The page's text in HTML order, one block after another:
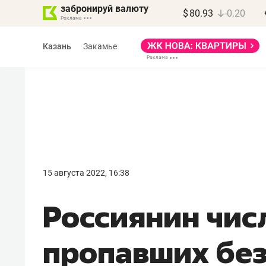
забронируй валюту $ 80.93 -0.20
Казань Закамье
15 августа 2022, 16:38
Россиянин
пропавших
правил, бизнес может
потерять минимум